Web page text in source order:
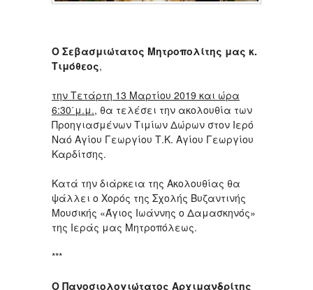
Ο Σεβασμιώτατος Μητροπολίτης μας κ.
Τιμόθεος,
την Τετάρτη 13 Μαρτίου 2019 και ώρα
6:30΄μ.μ., θα τελέσει την ακολουθία των
Προηγιασμένων Τιμίων Δώρων στον Ιερό
Ναό Αγίου Γεωργίου Τ.Κ. Αγίου Γεωργίου
Καρδίτσης.
Κατά την διάρκεια της Ακολουθίας θα
ψάλλει ο Χορός της Σχολής Βυζαντινής
Μουσικής «Άγιος Ιωάννης ο Δαμασκηνός»
της Ιεράς μας Μητροπόλεως.
***
Ο Πανοσιολογιώτατος Αρχιμανδρίτης